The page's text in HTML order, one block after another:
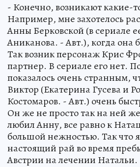
- Конечно, возникают какие-
Например, мне захотелось
Анны Берковской (в сериале
Аниканова. - Авт.), когда она
Так возник персонаж Крис
партнер. В сериале его нет.
показалось очень странным,
Виктор (Екатерина Гусева и
Костомаров. - Авт.) очень
Он же не просто так на ней
любил Анну, все равно к
большой нежностью. Так что
настоящий рай во время
Австрии на лечении Натальи.